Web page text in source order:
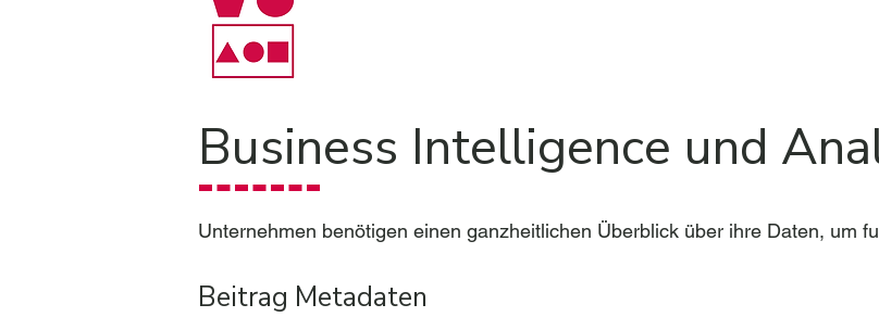
Business Intelligence und
Unternehmen benötigen einen ganzheitlichen Überblick über ihre Daten, um
Beitrag Metadaten